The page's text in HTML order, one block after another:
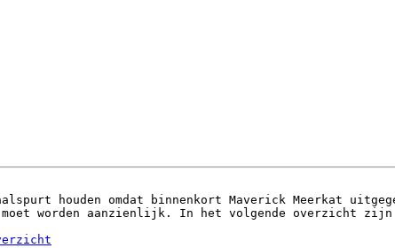
houden omdat binnenkort Maverick Meerkat
worden aanzienlijk. In het volgende overzicht zijn